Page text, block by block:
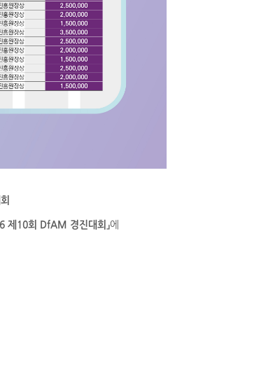
제10회 DfAM 경진대회」에